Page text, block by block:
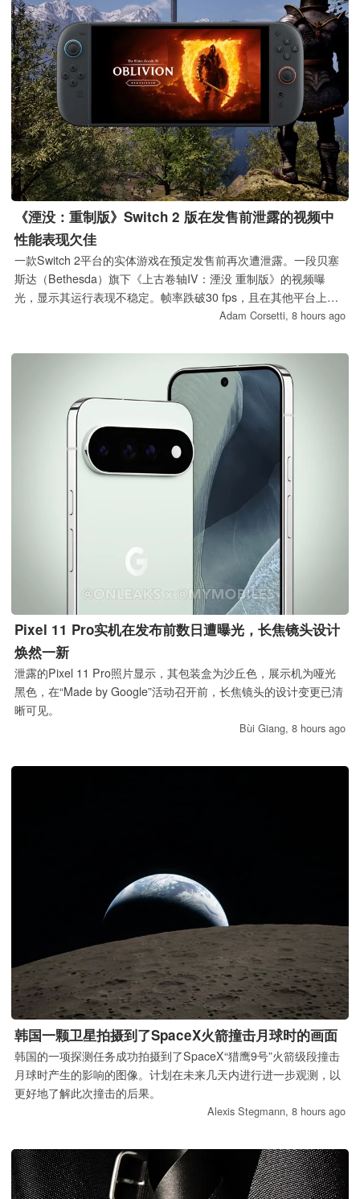
《湮没：重制版》Switch 2 版在发售前泄露的视频中
性能表现欠佳
一款Switch 2平台的实体游戏在预定发售前再次遭泄露。一段贝塞
斯达（Bethesda）旗下《上古卷轴IV：湮没 重制版》的视频曝
光，显示其运行表现不稳定。帧率跌破30 fps，且在其他平台上曾
Adam Corsetti, 8 hours ago
Pixel 11 Pro实机在发布前数日遭曝光，长焦镜头设计
焕然一新
泄露的Pixel 11 Pro照片显示，其包装盒为沙丘色，展示机为哑光
黑色，在“Made by Google”活动召开前，长焦镜头的设计变更已清
晰可见。
Bùi Giang, 8 hours ago
韩国一颗卫星拍摄到了SpaceX火箭撞击月球时的画面
韩国的一项探测任务成功拍摄到了SpaceX“猎鹰9号”火箭级段撞击
月球时产生的影响的图像。计划在未来几天内进行进一步观测，以
更好地了解此次撞击的后果。
Alexis Stegmann, 8 hours ago